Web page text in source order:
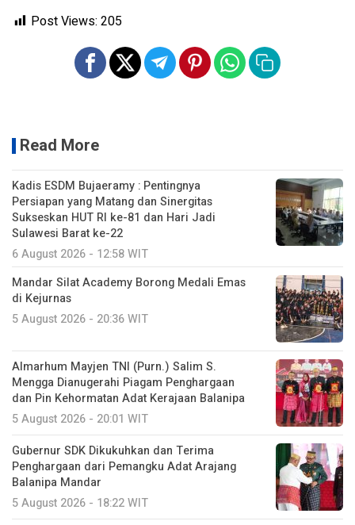
Post Views: 205
Read More
Kadis ESDM Bujaeramy : Pentingnya
Persiapan yang Matang dan Sinergitas
Sukseskan HUT RI ke-81 dan Hari Jadi
Sulawesi Barat ke-22
6 August 2026 - 12:58 WIT
Mandar Silat Academy Borong Medali Emas
di Kejurnas
5 August 2026 - 20:36 WIT
Almarhum Mayjen TNI (Purn.) Salim S.
Mengga Dianugerahi Piagam Penghargaan
dan Pin Kehormatan Adat Kerajaan Balanipa
5 August 2026 - 20:01 WIT
Gubernur SDK Dikukuhkan dan Terima
Penghargaan dari Pemangku Adat Arajang
Balanipa Mandar
5 August 2026 - 18:22 WIT